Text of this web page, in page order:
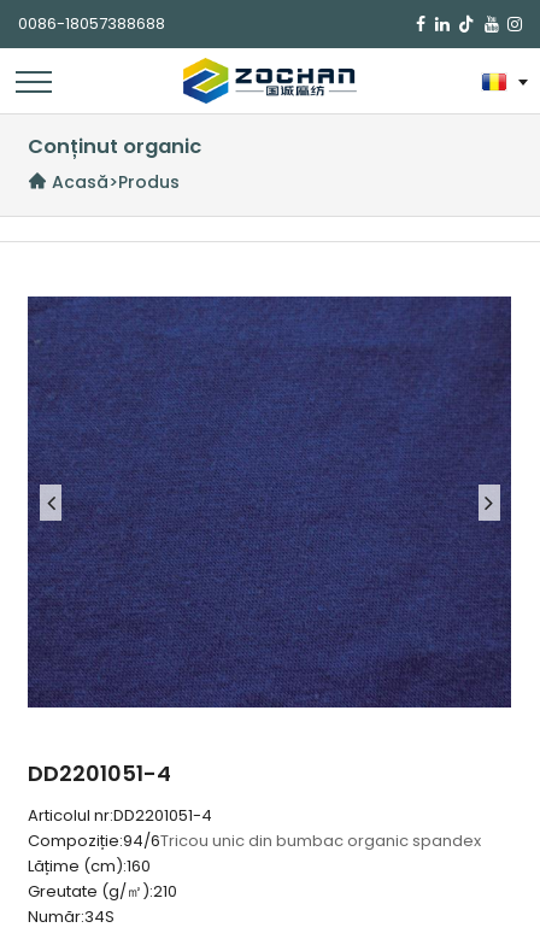
0086-18057388688 
Conținut organic
Acasă>Produs
DD2201051-4
Articolul nr:DD2201051-4
Compoziție:94/6Tricou unic din bumbac organic spandex
Lățime (cm):160
Greutate (g/㎡):210
Număr:34S